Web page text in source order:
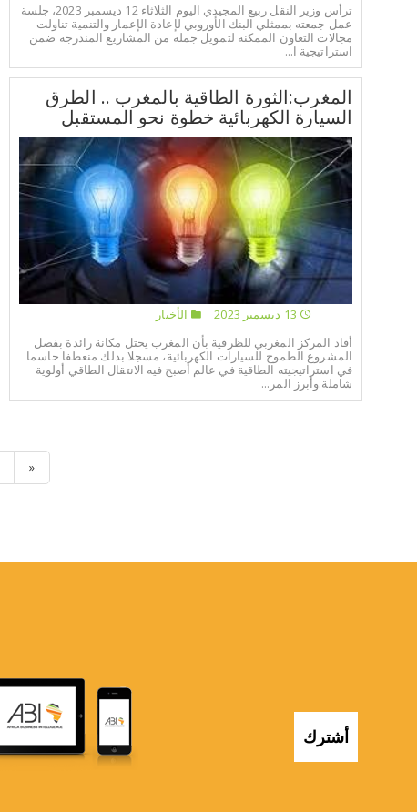
ترأس وزير النقل ربيع المجيدي اليوم الثلاثاء 12 ديسمبر 2023، جلسة
عمل جمعته بممثلي البنك الأوروبي لإعادة الإعمار والتنمية تناولت
مجالات التعاون الممكنة لتمويل جملة من المشاريع المندرجة ضمن
استراتيجية ا...
المغرب:الثورة الطاقية بالمغرب .. الطرق
السيارة الكهربائية خطوة نحو المستقبل
الأخبار
أفاد المركز المغربي للظرفية بأن المغرب يحتل مكانة رائدة بفضل
المشروع الطموح للسيارات الكهربائية، مسجلا بذلك منعطفا حاسما
في استراتيجيته الطاقية في عالم أصبح فيه الانتقال الطاقي أولوية
شاملة.وأبرز المر...
»
أشترك